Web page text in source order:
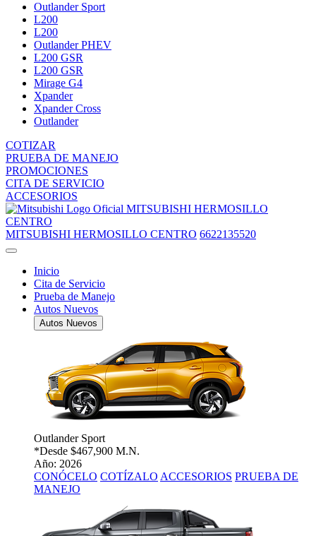
Outlander Sport
L200
L200
Outlander PHEV
L200 GSR
L200 GSR
Mirage G4
Xpander
Xpander Cross
Outlander
COTIZAR
PRUEBA DE MANEJO
PROMOCIONES
CITA DE SERVICIO
ACCESORIOS
MITSUBISHI HERMOSILLO
CENTRO
MITSUBISHI HERMOSILLO CENTRO 6622135520
Inicio
Cita de Servicio
Prueba de Manejo
Autos Nuevos
Autos Nuevos
Outlander Sport
*Desde $467,900 M.N.
Año: 2026
CONÓCELO COTÍZALO ACCESORIOS PRUEBA DE
MANEJO